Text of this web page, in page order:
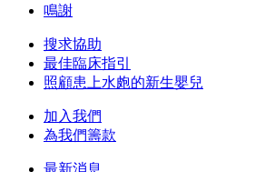
鳴謝
搜求協助
最佳臨床指引
照顧患上水皰的新生嬰兒
加入我們
為我們籌款
最新消息